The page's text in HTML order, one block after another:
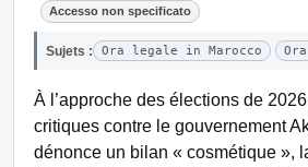
Accesso non specificato
Sujets : Ora legale in Marocco
À l’approche des élections de
critiques contre le gouvernement
dénonce un bilan « cosmétique »,